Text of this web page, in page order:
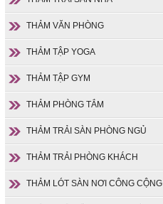
THẢM VĂN PHÒNG
THẢM TẬP YOGA
THẢM TẬP GYM
THẢM PHÒNG TẮM
THẢM TRẢI SÀN PHÒNG NGỦ
THẢM TRẢI PHÒNG KHÁCH
THẢM LÓT SÀN NƠI CÔNG CỘNG